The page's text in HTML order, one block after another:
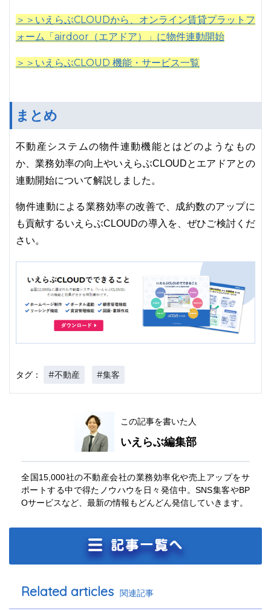
＞＞いえらぶCLOUDから、オンライン賃貸プラットフ
ォーム「airdoor（エアドア）」に物件連動開始
＞＞いえらぶCLOUD 機能・サービス一覧
まとめ
不動産システムの物件連動機能とはどのようなもの
か、業務効率の向上やいえらぶCLOUDとエアドアとの
連動開始について解説しました。
物件連動による業務効率の改善で、成約数のアップに
も貢献するいえらぶCLOUDの導入を、ぜひご検討くだ
さい。
タグ： #不動産 #集客
この記事を書いた人
いえらぶ編集部
全国15,000社の不動産会社の業務効率化や売上アップをサ
ポートする中で得たノウハウを日々発信中。SNS集客やBP
Oサービスなど、最新の情報もどんどん発信していきます。
Related articles 関連記事